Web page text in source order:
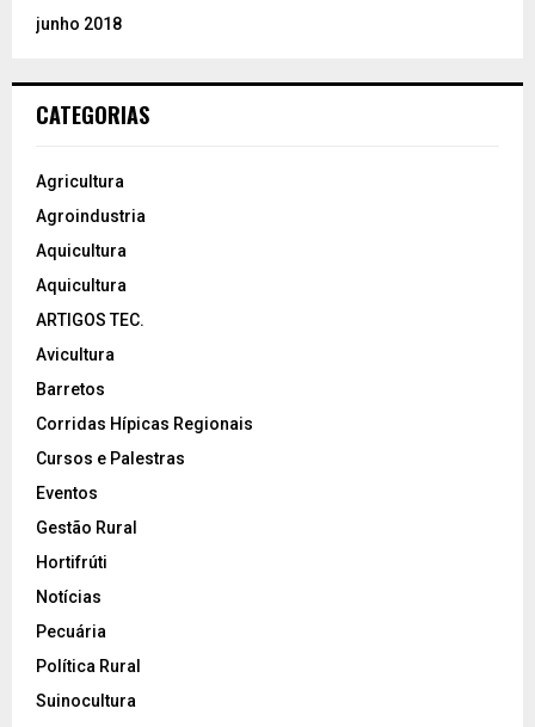
junho 2018
CATEGORIAS
Agricultura
Agroindustria
Aquicultura
Aquicultura
ARTIGOS TEC.
Avicultura
Barretos
Corridas Hípicas Regionais
Cursos e Palestras
Eventos
Gestão Rural
Hortifrúti
Notícias
Pecuária
Política Rural
Suinocultura